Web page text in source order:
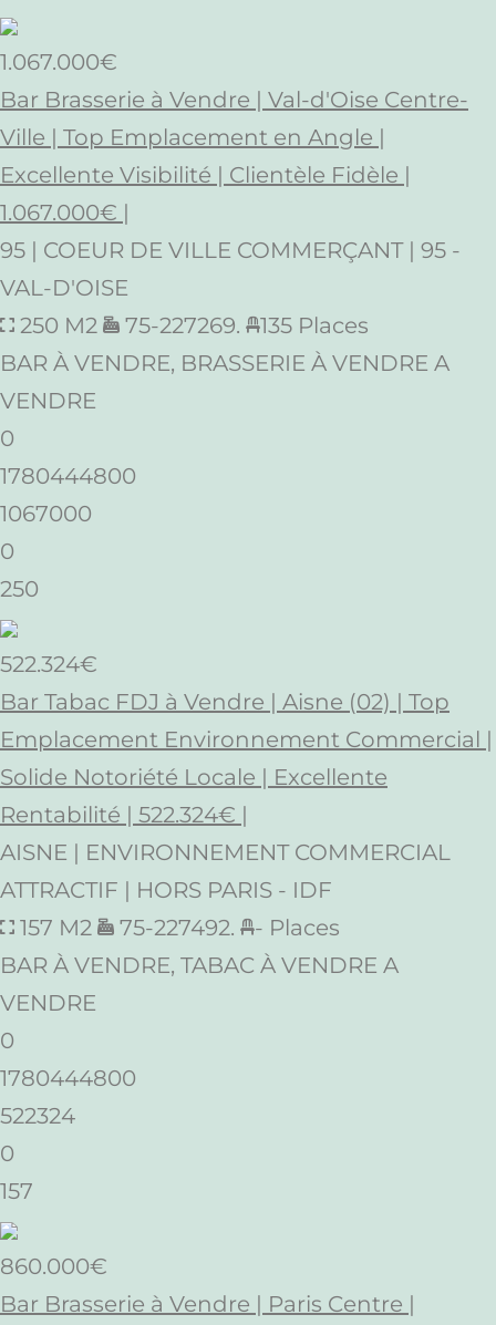
1.067.000€
Bar Brasserie à Vendre | Val-d'Oise Centre-
Ville | Top Emplacement en Angle |
Excellente Visibilité | Clientèle Fidèle |
1.067.000€ |
95 | COEUR DE VILLE COMMERÇANT | 95 -
VAL-D'OISE
250 M2
75-227269.
135 Places
BAR À VENDRE, BRASSERIE À VENDRE A
VENDRE
0
1780444800
1067000
0
250
522.324€
Bar Tabac FDJ à Vendre | Aisne (02) | Top
Emplacement Environnement Commercial |
Solide Notoriété Locale | Excellente
Rentabilité | 522.324€ |
AISNE | ENVIRONNEMENT COMMERCIAL
ATTRACTIF | HORS PARIS - IDF
157 M2
75-227492.
- Places
BAR À VENDRE, TABAC À VENDRE A
VENDRE
0
1780444800
522324
0
157
860.000€
Bar Brasserie à Vendre | Paris Centre |